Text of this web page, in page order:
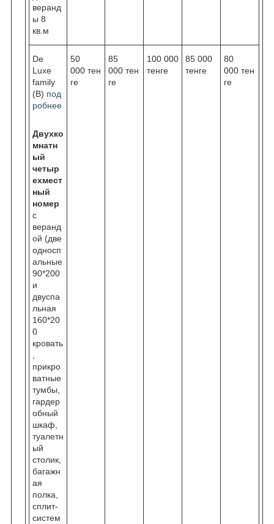
веранд
ы 8
кв.м
De
Luxe
family
(В) под
робнее
Двухко
мнатн
ый
четыр
ехмест
ный
номер
с
веранд
ой (две
односп
альные
90*200
и
двуспа
льная
160*20
0
кровать
,
прикро
ватные
тумбы,
гардер
обный
шкаф,
туалетн
ый
столик,
багажн
ая
полка,
сплит-
систем
50
000 тен
ге
85
000 тен
ге
100 000
тенге
85 000
тенге
80
000 тен
ге